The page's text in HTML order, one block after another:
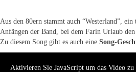
Aus den 80ern stammt auch “Westerland”, ein
Anfängen der Band, bei dem Farin Urlaub den
Zu diesem Song gibt es auch eine Song-
Aktivieren Sie JavaScript um das Video zu